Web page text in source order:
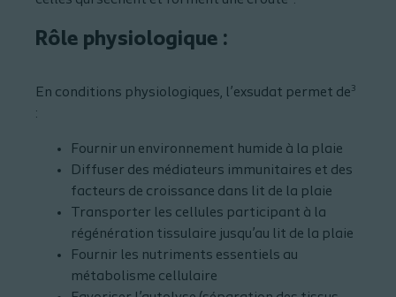
Rôle physiologique :
En conditions physiologiques, l’exsudat permet de3
:
Fournir un environnement humide à la plaie
Diffuser des médiateurs immunitaires et des
facteurs de croissance dans lit de la plaie
Transporter les cellules participant à la
régénération tissulaire jusqu’au lit de la plaie
Fournir les nutriments essentiels au
métabolisme cellulaire